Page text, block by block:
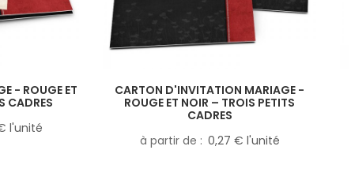
- ROUGE ET
CADRES
l'unité
CARTON D'INVITATION MARIAGE -
ROUGE ET NOIR – TROIS PETITS
CADRES
à partir de
0,27 € l'unité